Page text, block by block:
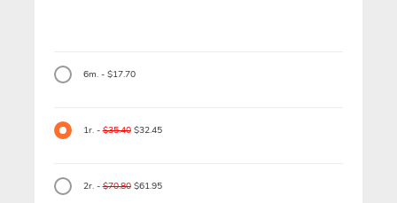
6m. - $17.70
1r. -$35.40$32.45
2r. -$70.80$61.95